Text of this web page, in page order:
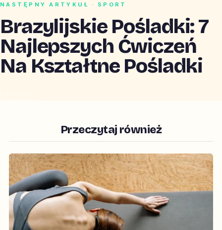
NASTĘPNY ARTYKUŁ · SPORT
Brazylijskie Pośladki: 7
Najlepszych Ćwiczeń
Na Kształtne Pośladki
Przeczytaj również